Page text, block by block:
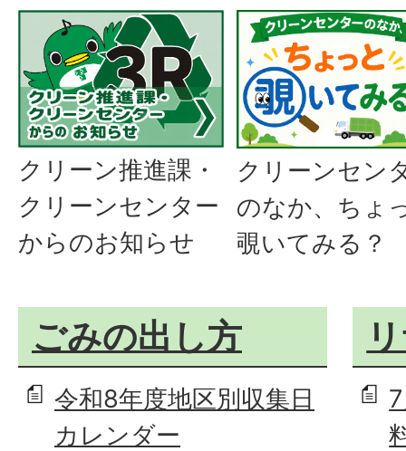
クリーン推進課・
クリーンセンター
からのお知らせ
クリーンセン
のなか、ちょ
覗いてみる？
ごみの出し方
令和8年度地区別収集日
カレンダー